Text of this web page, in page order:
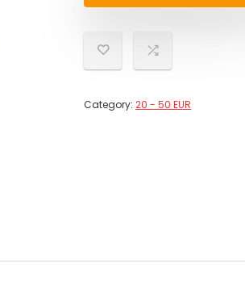
Category: 20 - 50 EUR